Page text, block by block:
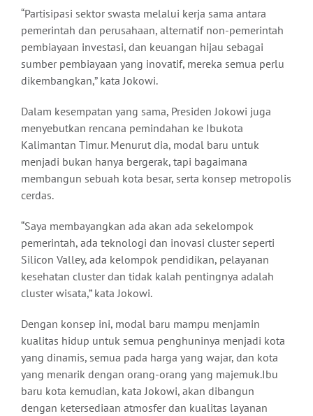
“Partisipasi sektor swasta melalui kerja sama antara
pemerintah dan perusahaan, alternatif non-pemerintah
pembiayaan investasi, dan keuangan hijau sebagai
sumber pembiayaan yang inovatif, mereka semua perlu
dikembangkan,” kata Jokowi.
Dalam kesempatan yang sama, Presiden Jokowi juga
menyebutkan rencana pemindahan ke Ibukota
Kalimantan Timur. Menurut dia, modal baru untuk
menjadi bukan hanya bergerak, tapi bagaimana
membangun sebuah kota besar, serta konsep metropolis
cerdas.
“Saya membayangkan ada akan ada sekelompok
pemerintah, ada teknologi dan inovasi cluster seperti
Silicon Valley, ada kelompok pendidikan, pelayanan
kesehatan cluster dan tidak kalah pentingnya adalah
cluster wisata,” kata Jokowi.
Dengan konsep ini, modal baru mampu menjamin
kualitas hidup untuk semua penghuninya menjadi kota
yang dinamis, semua pada harga yang wajar, dan kota
yang menarik dengan orang-orang yang majemuk.Ibu
baru kota kemudian, kata Jokowi, akan dibangun
dengan ketersediaan atmosfer dan kualitas layanan